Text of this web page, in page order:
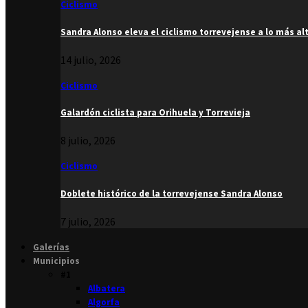
Ciclismo
Sandra Alonso eleva el ciclismo torrevejense a lo más
14 julio, 2026
Ciclismo
Galardón ciclista para Orihuela y Torrevieja
8 julio, 2026
Ciclismo
Doblete histórico de la torrevejense Sandra Alonso
7 julio, 2026
Galerías
Municipios
Albatera
Algorfa